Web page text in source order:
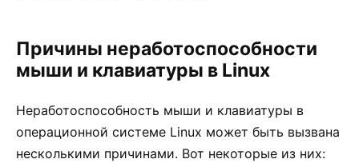
Причины неработоспособности
мыши и клавиатуры в Linux
Неработоспособность мыши и клавиатуры в
операционной системе Linux может быть вызвана
несколькими причинами. Вот некоторые из них: